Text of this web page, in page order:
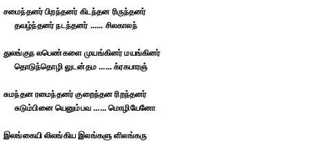
சமைந்தனர் பிறந்தனர் கிடந்தன ரிருந்தனர்
தவழ்ந்தனர் நடந்தனர் ...... சிலகாலந்
துலங்குந லபெண்களை முயங்கினர் மயங்கினர்
தொடுந்தொழி லுடன்தம ...... க்ரகபாரஞ்
சுமந்தன ரமைந்தனர் குறைந்தன ரிறந்தனர்
சுடும்பினை யெனும்பவ ...... மொழியேனோ
இலங்கையி லிலங்கிய இலங்களு ளிலங்கரு